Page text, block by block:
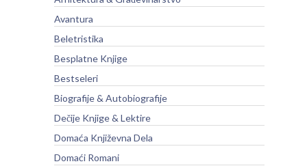
Avantura
Beletristika
Besplatne Knjige
Bestseleri
Biografije & Autobiografije
Dečije Knjige & Lektire
Domaća Književna Dela
Domaći Romani